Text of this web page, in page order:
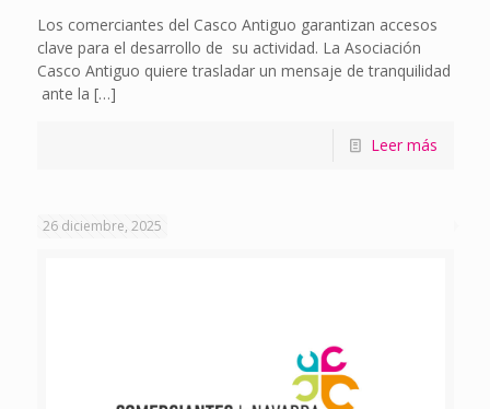
Los comerciantes del Casco Antiguo garantizan accesos
clave para el desarrollo de su actividad. La Asociación
Casco Antiguo quiere trasladar un mensaje de tranquilidad
ante la […]
Leer más
26 diciembre, 2025